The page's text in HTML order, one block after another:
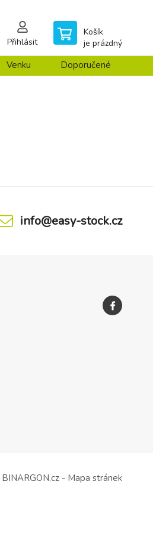
Přihlásit
Košík
je prázdný
Venku Doporučené
info@easy-stock.cz
BINARGON.cz - Mapa stránek